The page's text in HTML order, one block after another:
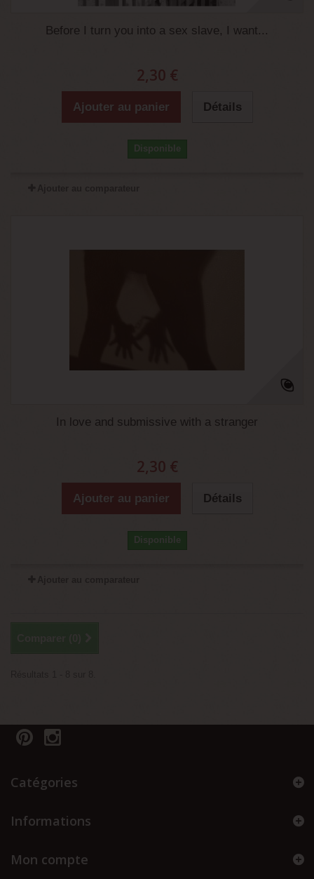
Before I turn you into a sex slave, I want...
2,30 €
Ajouter au panier Détails
Disponible
In love and submissive with a stranger
2,30 €
Ajouter au panier Détails
Disponible
Catégories
Informations
Mon compte